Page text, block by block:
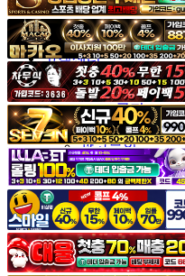
기타
야썰
고객센터
공지&이벤트
공지
1:1문의
광고문의